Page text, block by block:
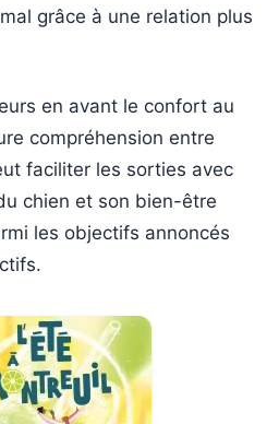
grâce à une relation plus
en avant le confort au
compréhension entre
faciliter les sorties avec
chien et son bien-être
les objectifs annoncés